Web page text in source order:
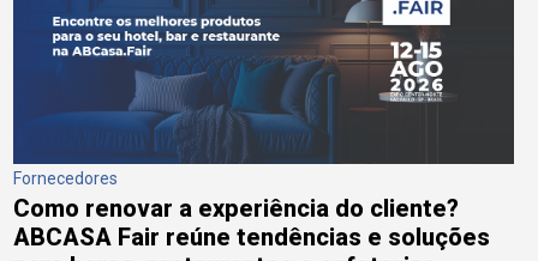
Fornecedores
Como renovar a experiência do cliente?
ABCASA Fair reúne tendências e soluções